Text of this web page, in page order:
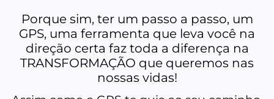
Porque sim, ter um passo a passo, um
GPS, uma ferramenta que leva você na
direção certa faz toda a diferença na
TRANSFORMAÇÃO que queremos nas
nossas vidas!